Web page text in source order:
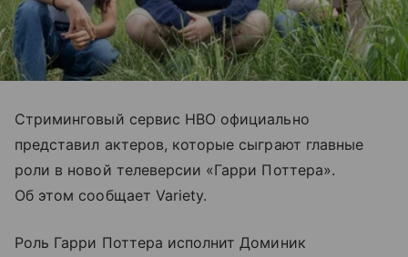
Стриминговый сервис HBO официально
представил актеров, которые сыграют главные
роли в новой телеверсии «Гарри Поттера».
Об этом сообщает Variety.
Роль Гарри Поттера исполнит Доминик